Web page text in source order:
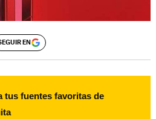
EN
tus fuentes favoritas de